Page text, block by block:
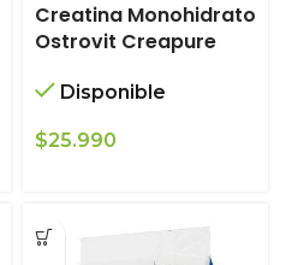
Creatina Monohidrato
Ostrovit Creapure
Disponible
$25.990